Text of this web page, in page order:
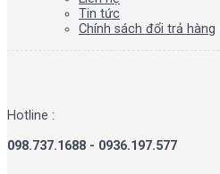
Tin tức
Chính sách đổi trả hàng
Hotline :
098.737.1688 - 0936.197.577